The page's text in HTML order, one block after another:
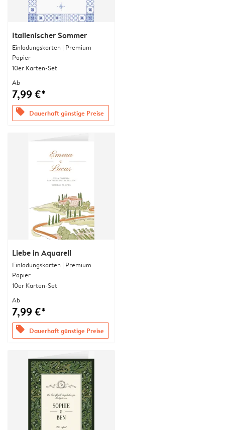
Italienischer Sommer
Einladungskarten | Premium
Papier
10er Karten-Set
Ab
7,99 €*
offers Dauerhaft günstige Preise
Liebe in Aquarell
Einladungskarten | Premium
Papier
10er Karten-Set
Ab
7,99 €*
offers Dauerhaft günstige Preise